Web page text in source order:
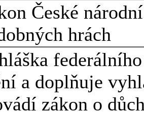
České
hrách
a doplňuje
zákon o